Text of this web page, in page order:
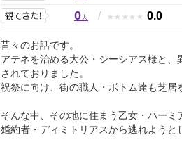
0人 / ★ ★ ★ ★ ★ 0.0
昔々のお話です。
アテネを治める大公・シーシアス様と
されておりました。
祝祭に向け、街の職人・ボトム達も芝居
そんな中、その地に住まう乙女・ハーミ
婚約者・ディミトリアスから逃れようと